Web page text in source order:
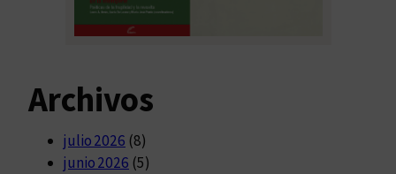
Archivos
julio 2026 (8)
junio 2026 (5)